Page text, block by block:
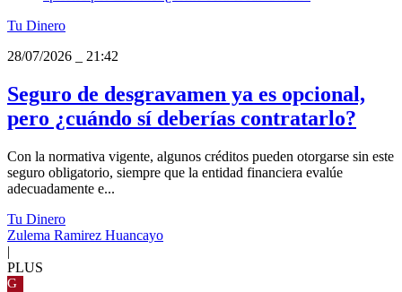
Tu Dinero
28/07/2026
21:42
Seguro de desgravamen ya es opcional,
pero ¿cuándo sí deberías contratarlo?
Con la normativa vigente, algunos créditos pueden otorgarse sin este
seguro obligatorio, siempre que la entidad financiera evalúe
adecuadamente e...
Tu Dinero
Zulema Ramirez Huancayo
|
PLUS
G